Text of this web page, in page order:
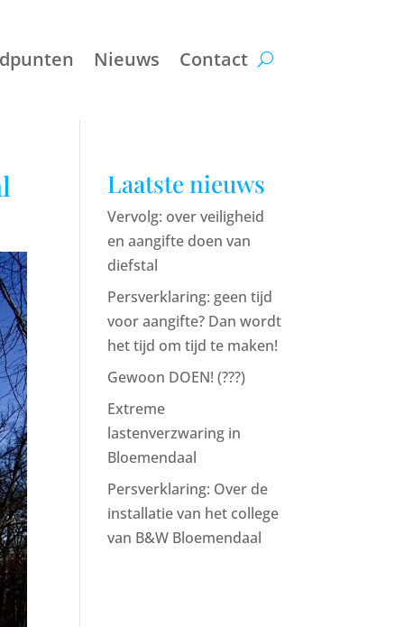
Nieuws Contact
Laatste nieuws
Vervolg: over veiligheid
en aangifte doen van
diefstal
Persverklaring: geen tijd
voor aangifte? Dan wordt
het tijd om tijd te maken!
Gewoon DOEN! (???)
Extreme
lastenverzwaring in
Bloemendaal
Persverklaring: Over de
installatie van het college
van B&W Bloemendaal